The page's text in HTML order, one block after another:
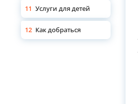
11 Услуги для детей
12 Как добраться